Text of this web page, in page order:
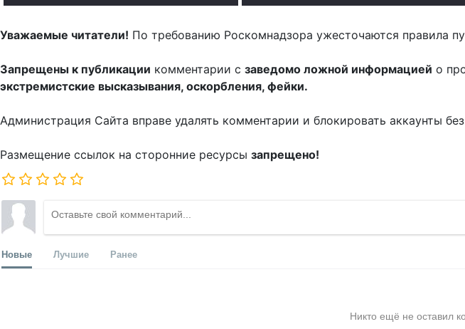
Уважаемые читатели! По требованию Роскомнадзора ужесточаются правила
Запрещены к публикации комментарии с заведомо ложной информацией о
экстремистские высказывания, оскорбления, фейки.
Администрация Сайта вправе удалять комментарии и блокировать аккаунты
Размещение ссылок на сторонние ресурсы запрещено!
Новые Лучшие Ранее
Никто ещё не оставил